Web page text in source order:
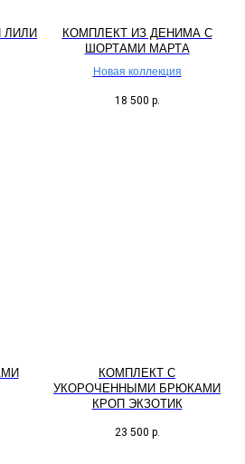
ЛИЛИ
КОМПЛЕКТ ИЗ ДЕНИМА С
ШОРТАМИ МАРТА
Новая коллекция
18 500 р.
КОМПЛЕКТ С
УКОРОЧЕННЫМИ БРЮКАМИ
КРОП ЭКЗОТИК
23 500 р.